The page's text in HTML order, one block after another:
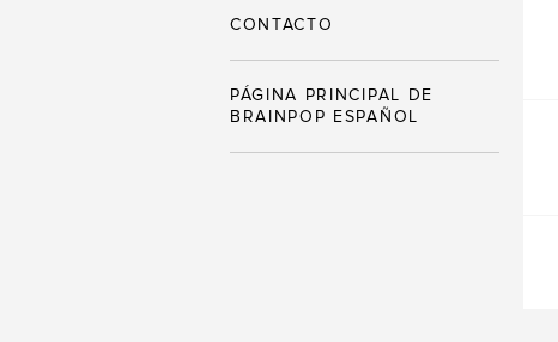
CONTACTO
PÁGINA PRINCIPAL DE
BRAINPOP ESPAÑOL